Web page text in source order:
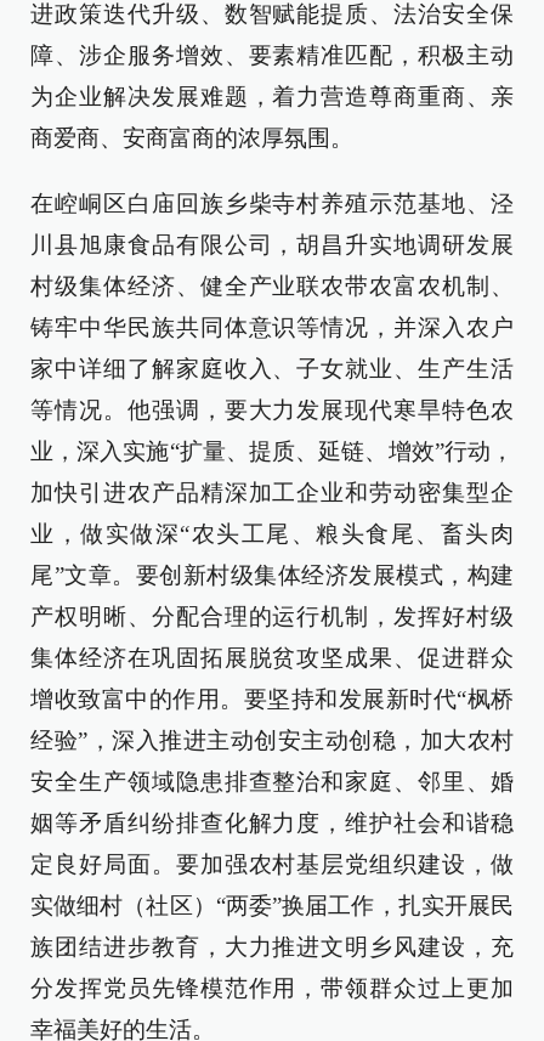
进政策迭代升级、数智赋能提质、法治安全保
障、涉企服务增效、要素精准匹配，积极主动
为企业解决发展难题，着力营造尊商重商、亲
商爱商、安商富商的浓厚氛围。
在崆峒区白庙回族乡柴寺村养殖示范基地、泾
川县旭康食品有限公司，胡昌升实地调研发展
村级集体经济、健全产业联农带农富农机制、
铸牢中华民族共同体意识等情况，并深入农户
家中详细了解家庭收入、子女就业、生产生活
等情况。他强调，要大力发展现代寒旱特色农
业，深入实施“扩量、提质、延链、增效”行动，
加快引进农产品精深加工企业和劳动密集型企
业，做实做深“农头工尾、粮头食尾、畜头肉
尾”文章。要创新村级集体经济发展模式，构建
产权明晰、分配合理的运行机制，发挥好村级
集体经济在巩固拓展脱贫攻坚成果、促进群众
增收致富中的作用。要坚持和发展新时代“枫桥
经验”，深入推进主动创安主动创稳，加大农村
安全生产领域隐患排查整治和家庭、邻里、婚
姻等矛盾纠纷排查化解力度，维护社会和谐稳
定良好局面。要加强农村基层党组织建设，做
实做细村（社区）“两委”换届工作，扎实开展民
族团结进步教育，大力推进文明乡风建设，充
分发挥党员先锋模范作用，带领群众过上更加
幸福美好的生活。